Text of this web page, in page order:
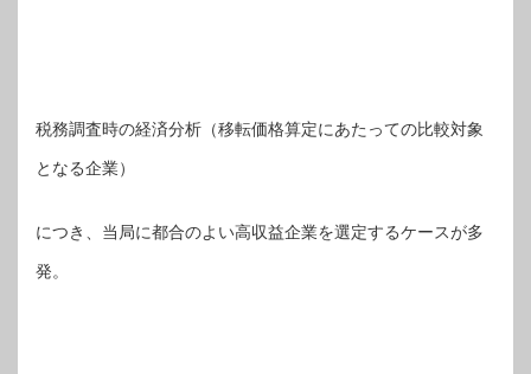
税務調査時の経済分析（移転価格算定にあたっての比較対象
となる企業）
につき、当局に都合のよい高収益企業を選定するケースが多
発。